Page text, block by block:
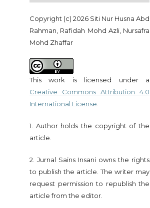
Copyright (c) 2026 Siti Nur Husna Abd
Rahman, Rafidah Mohd Azli, Nursafra
Mohd Zhaffar
This work is licensed under a
Creative Commons Attribution 4.0
International License
1. Author holds the copyright of the
article.
2. Jurnal Sains Insani owns the rights
to publish the article. The writer may
request permission to republish the
article from the editor.